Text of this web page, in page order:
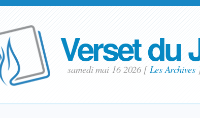
Verset du
samedi mai 16 2026 [ Les Archives